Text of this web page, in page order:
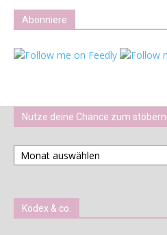
Abonniere
Nutze deine Chance zum stöbern
Nutze
deine
stöbern
Kodex & co.